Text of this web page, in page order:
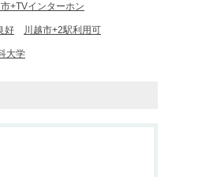
+TVインターホン
好 川越市+2駅利用可
大学